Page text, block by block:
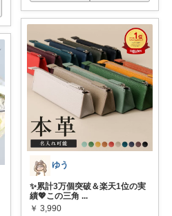
ゆう
✨累計3万個突破＆楽天1位の実
績💖この三角 ...
￥ 3,990